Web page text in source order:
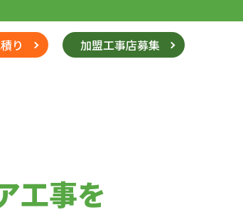
り 加盟工事店募集
工事を